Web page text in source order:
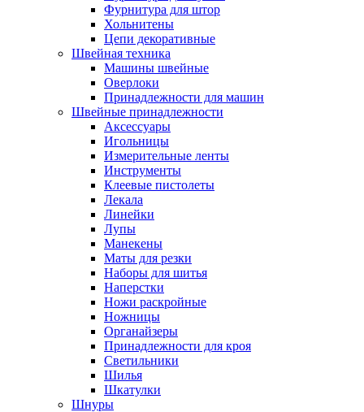
Фурнитура для штор
Хольнитены
Цепи декоративные
Швейная техника
Машины швейные
Оверлоки
Принадлежности для машин
Швейные принадлежности
Аксессуары
Игольницы
Измерительные ленты
Инструменты
Клеевые пистолеты
Лекала
Линейки
Лупы
Манекены
Маты для резки
Наборы для шитья
Наперстки
Ножи раскройные
Ножницы
Органайзеры
Принадлежности для кроя
Светильники
Шилья
Шкатулки
Шнуры